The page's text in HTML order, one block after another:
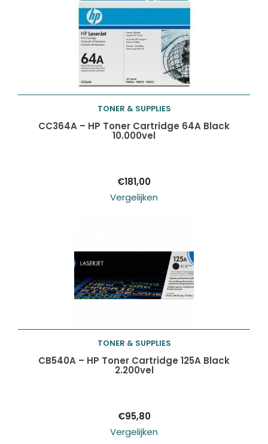
Toevoegen aan
TONER & SUPPLIES
CC364A – HP Toner Cartridge 64A Black
10.000vel
€181,00
Vergelijken
Toevoegen aan
TONER & SUPPLIES
CB540A – HP Toner Cartridge 125A Black
2.200vel
€95,80
Vergelijken